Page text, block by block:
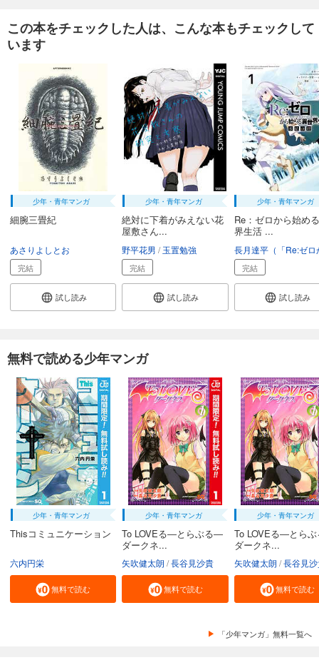
この本をチェックした人は、こんな本もチェックして
います
少年・青年マンガ
細腕三畳紀
あさりよしとお
完結
試し読み
少年・青年マンガ
絶対に下着がみえない花
屋敷さん...
野平花男 玉置勉強
完結
試し読み
少年・青年マンガ
Re：ゼロから始め
界生活 ...
完結
試し読み
無料で読める少年マンガ
少年・青年マンガ
Thisコミュニケーション
六内円栄
無料で読む
少年・青年マンガ
To LOVEる―とらぶる―
ダークネ...
矢吹健太朗 長谷見沙貴
無料で読む
少年・青年マンガ
To LOVEる―とら
ダークネ...
矢吹健太朗 長谷見
無料で読む
「少年マンガ」無料一覧へ